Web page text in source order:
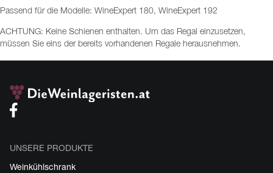
Passend für die Modelle: WineExpert 180, WineExpert 192
ACHTUNG: Keine Schienen enthalten. Um das Regal einzusetzen,
müssen Sie eins der bereits vorhandenen Regale herausnehmen.
UNSERE PRODUKTE
Weinkühlschrank